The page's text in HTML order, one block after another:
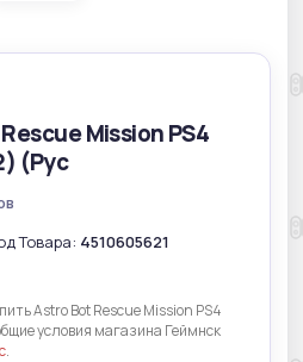
Mission PS4
(Рус
Товара: 4510605621
Astro Bot Rescue Mission PS4
условия магазина Геймнск
.